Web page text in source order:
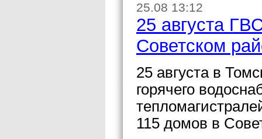
25.08 13:12
25 августа
Советском
25 августа в
горячего
115 домов в